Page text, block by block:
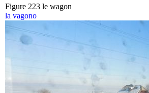
Figure 223 le wagon
la vagono